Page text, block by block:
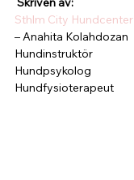
Sthlm City Hundcenter
– Anahita Kolahdozan
Hundinstruktör
Hundpsykolog
Hundfysioterapeut